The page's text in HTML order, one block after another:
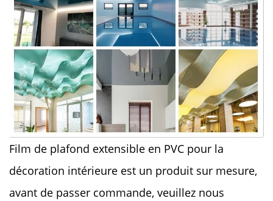
Film de plafond extensible en PVC pour la
décoration intérieure est un produit sur mesure,
avant de passer commande, veuillez nous